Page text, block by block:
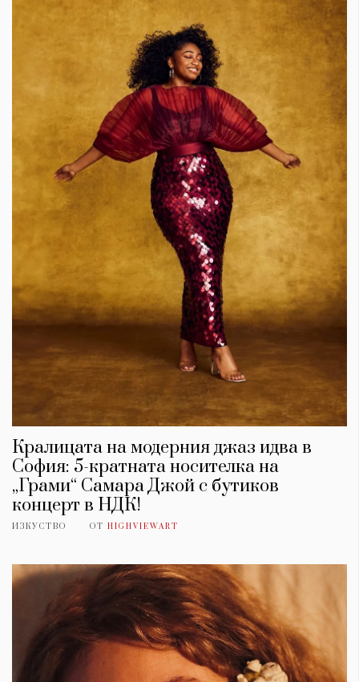
Кралицата на модерния джаз идва в
София: 5-кратната носителка на
„Грами“ Самара Джой с бутиков
концерт в НДК!
ИЗКУСТВО ОТ HIGHVIEWART